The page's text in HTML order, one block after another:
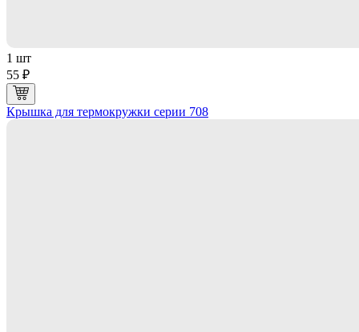
1 шт
55 ₽
Крышка для термокружки серии 708